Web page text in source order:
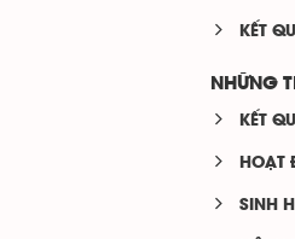
KẾT
NHỮNG
KẾT
HOẠT
SINH